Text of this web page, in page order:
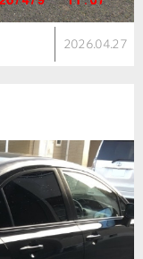
2026.04.27